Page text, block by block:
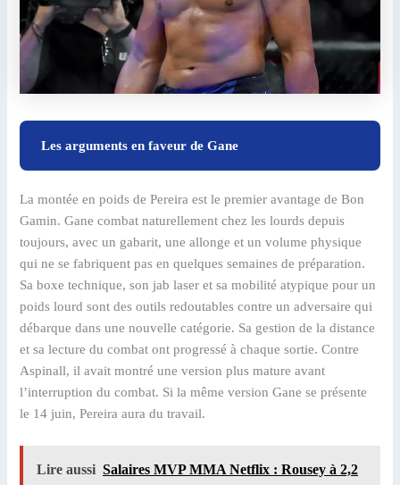
Les arguments en faveur de Gane
La montée en poids de Pereira est le premier avantage de Bon
Gamin. Gane combat naturellement chez les lourds depuis
toujours, avec un gabarit, une allonge et un volume physique
qui ne se fabriquent pas en quelques semaines de préparation.
Sa boxe technique, son jab laser et sa mobilité atypique pour un
poids lourd sont des outils redoutables contre un adversaire qui
débarque dans une nouvelle catégorie. Sa gestion de la distance
et sa lecture du combat ont progressé à chaque sortie. Contre
Aspinall, il avait montré une version plus mature avant
l’interruption du combat. Si la même version Gane se présente
le 14 juin, Pereira aura du travail.
Lire aussi Salaires MVP MMA Netflix : Rousey à 2,2